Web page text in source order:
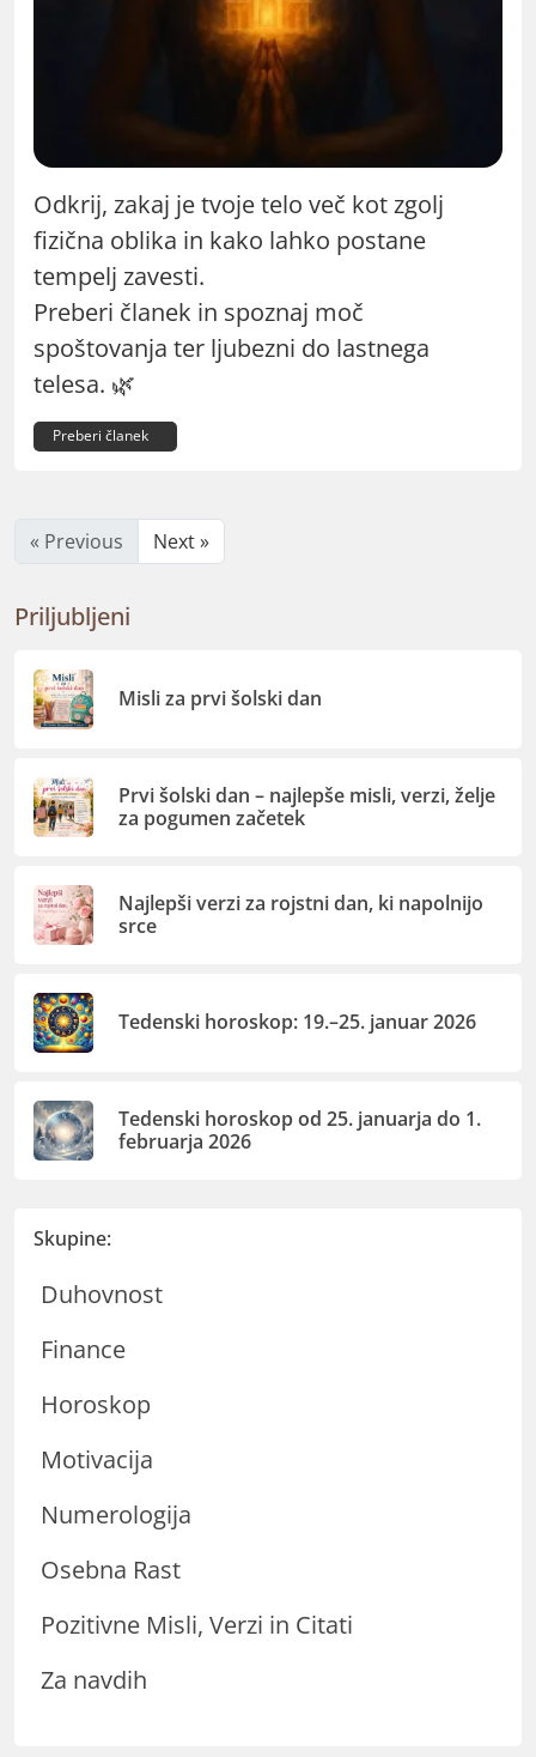
Odkrij, zakaj je tvoje telo več kot zgolj
fizična oblika in kako lahko postane
tempelj zavesti.
Preberi članek in spoznaj moč
spoštovanja ter ljubezni do lastnega
telesa. 🌿
Preberi članek
« Previous Next »
Priljubljeni
Misli za prvi šolski dan
Prvi šolski dan – najlepše misli, verzi, želje
za pogumen začetek
Najlepši verzi za rojstni dan, ki napolnijo
srce
Tedenski horoskop: 19.–25. januar 2026
Tedenski horoskop od 25. januarja do 1.
februarja 2026
Skupine:
Duhovnost
Finance
Horoskop
Motivacija
Numerologija
Osebna Rast
Pozitivne Misli, Verzi in Citati
Za navdih